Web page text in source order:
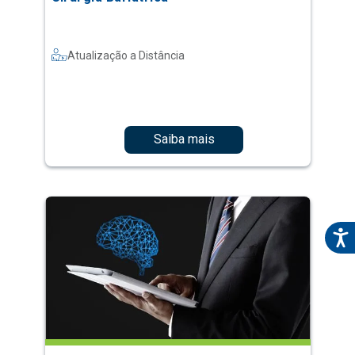
Atualização a Distância
Saiba mais